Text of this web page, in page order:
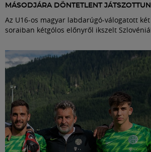
MÁSODJÁRA DÖNTETLENT
Az U16-os magyar labdarúgó-válogatott
soraiban kétgólos előnyről ikszelt
Közösség
Múzeum
English